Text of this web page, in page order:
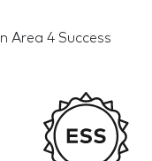
Area 4 Success